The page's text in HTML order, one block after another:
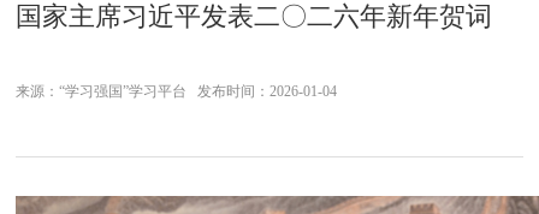
国家主席习近平发表二〇二六年新年贺词
来源：“学习强国”学习平台 发布时间：2026-01-04